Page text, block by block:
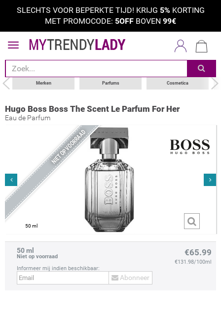
SLECHTS VOOR BEPERKTE TIJD! KRIJG 5%KORTING
MET PROMOCODE: 5OFF BOVEN 99€
Merken Parfums Cosmetica
Hugo Boss Boss The Scent Le Parfum For Her
Eau de Parfum
NIET OP VOORRAAD
50 ml
50 ml
Niet op voorraad
Informeer mij indien beschikbaar:
Abonneer
€65.99
€131.98/100ml